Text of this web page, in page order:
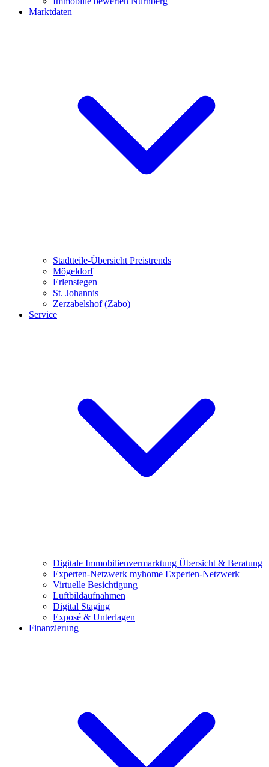
Marktdaten
Stadtteile-Übersicht Preistrends
Mögeldorf
Erlenstegen
St. Johannis
Zerzabelshof (Zabo)
Service
Digitale Immobilienvermarktung Übersicht & Beratung
Experten-Netzwerk myhome Experten-Netzwerk
Virtuelle Besichtigung
Luftbildaufnahmen
Digital Staging
Exposé & Unterlagen
Finanzierung